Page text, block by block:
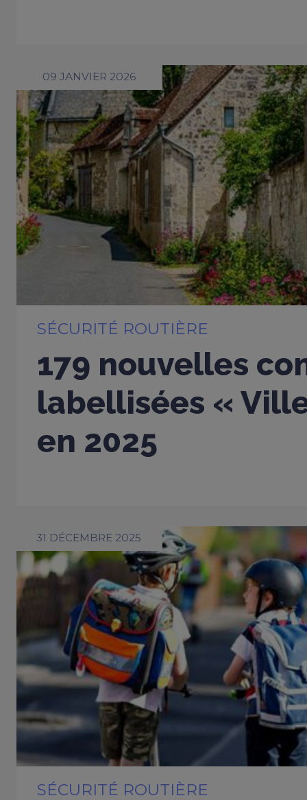
09 JANVIER 2026
SÉCURITÉ ROUTIÈRE
179 nouvelles
labellisées «
en 2025
31 DÉCEMBRE 2025
SÉCURITÉ ROUTIÈRE